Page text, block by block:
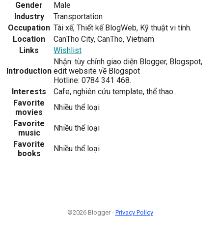
Gender
Male
Industry
Transportation
Occupation Tài xế, Thiết kế BlogWeb, Kỹ thuật vi tính.
Location
CanTho City, CanTho, Vietnam
Links
Wishlist
Introduction
Nhận: tùy chỉnh giao diện Blogger, Blogspot,
edit website về Blogspot
Hotline: 0784 341 468.
Interests
Cafe, nghiên cứu template, thể thao...
Favorite
movies
Nhiều thể loại
Favorite
music
Nhiều thể loại
Favorite
books
Nhiều thể loại
©2026 Blogger - Privacy Policy